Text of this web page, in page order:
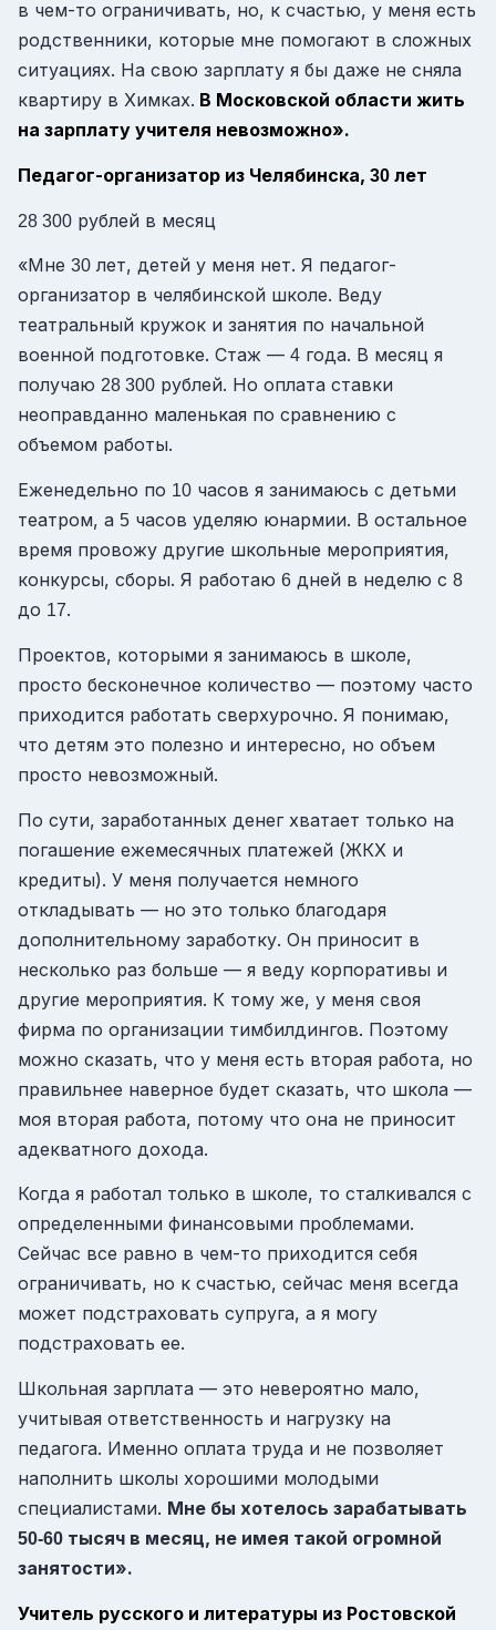
в чем-то ограничивать, но, к счастью, у меня есть
родственники, которые мне помогают в сложных
ситуациях. На свою зарплату я бы даже не сняла
квартиру в Химках. В Московской области жить
на зарплату учителя невозможно».
Педагог-организатор из Челябинска, 30 лет
28 300 рублей в месяц
«Мне 30 лет, детей у меня нет. Я педагог-
организатор в челябинской школе. Веду
театральный кружок и занятия по начальной
военной подготовке. Стаж — 4 года. В месяц я
получаю 28 300 рублей. Но оплата ставки
неоправданно маленькая по сравнению с
объемом работы.
Еженедельно по 10 часов я занимаюсь с детьми
театром, а 5 часов уделяю юнармии. В остальное
время провожу другие школьные мероприятия,
конкурсы, сборы. Я работаю 6 дней в неделю с 8
до 17.
Проектов, которыми я занимаюсь в школе,
просто бесконечное количество — поэтому часто
приходится работать сверхурочно. Я понимаю,
что детям это полезно и интересно, но объем
просто невозможный.
По сути, заработанных денег хватает только на
погашение ежемесячных платежей (ЖКХ и
кредиты). У меня получается немного
откладывать — но это только благодаря
дополнительному заработку. Он приносит в
несколько раз больше — я веду корпоративы и
другие мероприятия. К тому же, у меня своя
фирма по организации тимбилдингов. Поэтому
можно сказать, что у меня есть вторая работа, но
правильнее наверное будет сказать, что школа —
моя вторая работа, потому что она не приносит
адекватного дохода.
Когда я работал только в школе, то сталкивался с
определенными финансовыми проблемами.
Сейчас все равно в чем-то приходится себя
ограничивать, но к счастью, сейчас меня всегда
может подстраховать супруга, а я могу
подстраховать ее.
Школьная зарплата — это невероятно мало,
учитывая ответственность и нагрузку на
педагога. Именно оплата труда и не позволяет
наполнить школы хорошими молодыми
специалистами. Мне бы хотелось зарабатывать
50-60 тысяч в месяц, не имея такой огромной
занятости».
Учитель русского и литературы из Ростовской